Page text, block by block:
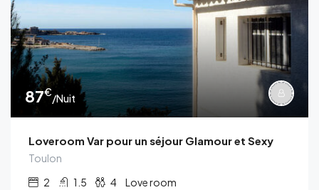
87€/Nuit
Loveroom Var pour un séjour Glamour et Sexy
Toulon
2
1.5 4 Love room